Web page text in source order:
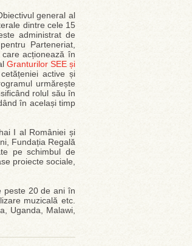
general al
dintre cele 15
administrat de
Parteneriat,
acționează în
Granturilor SEE și
active și
urmărește
rolul său în
în același timp
I al României și
Fundația Regală
pe schimbul de
proiecte sociale,
peste 20 de ani în
muzicală etc.
Uganda, Malawi,